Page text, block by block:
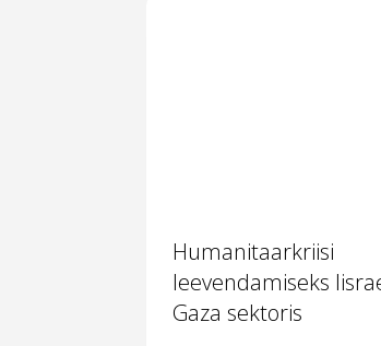
Humanitaarkriisi
leevendamiseks
Gaza sektoris